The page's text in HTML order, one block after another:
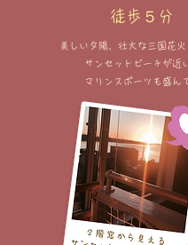
徒歩５分
美しい夕陽、壮大な三国花火
サンセットビーチが近
マリンスポーツも​盛ん